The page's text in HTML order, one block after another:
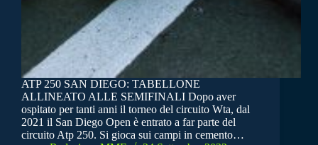
ATP 250 SAN DIEGO: TABELLONE
ALLINEATO ALLE SEMIFINALI Dopo aver
ospitato per tanti anni il torneo del circuito Wta, dal
2021 il San Diego Open è entrato a far parte del
circuito Atp 250. Si gioca sui campi in cemento…